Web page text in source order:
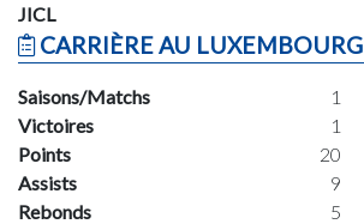
JICL
CARRIÈRE AU LUXEMBOURG
Saisons/Matchs 1
Victoires
1
Points
20
Assists
9
Rebonds
5